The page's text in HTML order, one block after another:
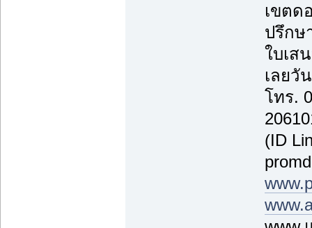
เขตด
ปรึกษ
ใบเส
เลยวั
โทร.
(ID